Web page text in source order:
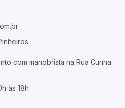
com manobrista na Rua Cunha
às 18h